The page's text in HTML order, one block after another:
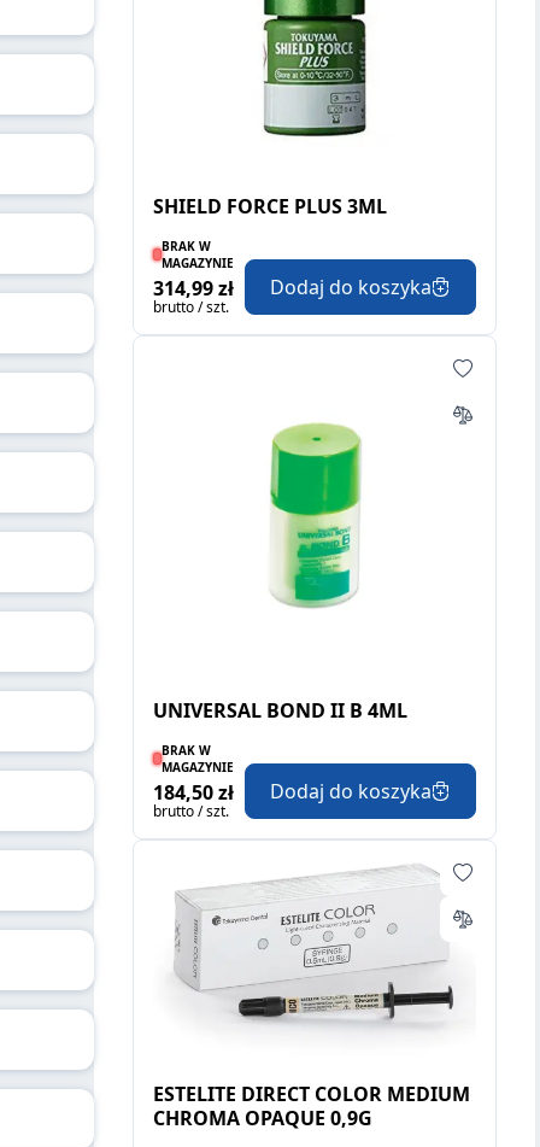
SHIELD FORCE PLUS 3ML
BRAK W
MAGAZYNIE
314,99 zł
brutto / szt.
Dodaj do koszyka
UNIVERSAL BOND II B 4ML
BRAK W
MAGAZYNIE
184,50 zł
brutto / szt.
Dodaj do koszyka
ESTELITE DIRECT COLOR MEDIUM
CHROMA OPAQUE 0,9G